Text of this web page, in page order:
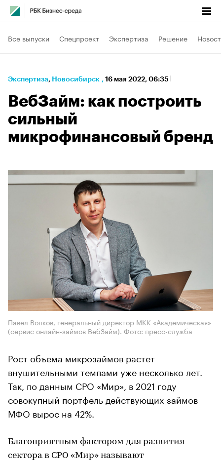
Все выпуски Спецпроект Экспертиза Решение
Экспертиза⁠, Новосибирск , 16 мая 2022, 06:35
ВебЗайм: как построить
сильный
микрофинансовый бренд
Павел Волков, генеральный директор MKK «Академическая»
(сервис онлайн-займов ВебЗайм). Фото: пресс-служба
Рост объема микрозаймов растет
внушительными темпами уже несколько лет.
Так, по данным СРО «Мир», в 2021 году
совокупный портфель действующих займов
МФО вырос на 42%.
Благоприятным фактором для развития
сектора в СРО «Мир» называют